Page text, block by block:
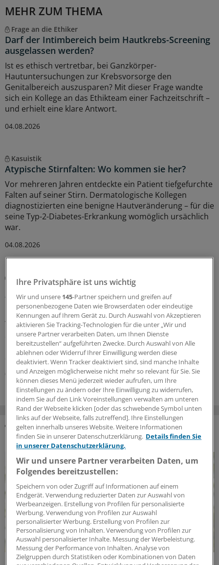
MEHR ZUM THEMA
Frage an die Ethiker
Darf der Intimbereich beim Hautkrebs-Screening
ausgelassen werden?
Ist es ethisch vertretbar, bei Ganzkörper-
Hautuntersuchungen zur Krebsvorsorge den
Genitalbereich auszusparen? Mit dieser Frage wandte
sich ein Kollege an das Ethikteam einer Fachzeitschrift –
und erhielt eine klare Antwort.
04.08.2026
Kasuistik
Atypische Stirnfalten: Wo kommen sie her?
Vor mehreren Jahren entdeckte ein Patient tiefgefurchte
Falten auf seiner Stirn. Dermatologische Kollegen
diagnostizierten eine benigne Hautveränderung – für die
seine Typ-2-Diabetes-Erkrankung womöglich ursächlich
war.
04.08.2026
Therapie der Psoriasis
Dosisreduktion von IL-17- und IL-23-Blockern
funktioniert
IL-17 und IL-23-Inhibitoren sind hochwirksam in der
Therapie von Patienten mit mäßiger bis schwerer
Schuppenflechte, aber auch teuer. Ein Team hat
untersucht, ob man auch mit geringeren als den
Standarddosen zum Ziel gelangt.
04.08.2026
DAS KÖNNTE SIE AUCH INTERESSIEREN
Lebensqualität zurückgewinnen
Ihre Privatsphäre ist uns wichtig
Wir und unsere 145-Partner speichern und greifen auf
personenbezogene Daten wie Browserdaten oder eindeutige
Kennungen auf Ihrem Gerät zu. Durch Auswahl von Akzeptieren
aktivieren Sie Tracking-Technologien für die unter „Wir und
unsere Partner verarbeiten Daten, um Ihnen Dienste
bereitzustellen“ aufgeführten Zwecke. Durch Auswahl von Alle
ablehnen oder Widerruf Ihrer Einwilligung werden diese
deaktiviert. Wenn Tracker deaktiviert sind, sind manche Inhalte
und Anzeigen möglicherweise nicht mehr so relevant für Sie. Sie
können dieses Menü jederzeit wieder aufrufen, um Ihre
Einstellungen zu ändern oder Ihre Einwilligung zu widerrufen,
indem Sie auf den Link Voreinstellungen verwalten am unteren
Rand der Webseite klicken [oder das schwebende Symbol unten
links auf der Webseite, falls zutreffend]. Ihre Einstellungen
gelten innerhalb unseres Website. Weitere Informationen
finden Sie in unserer Datenschutzerklärung. Details finden Sie
in unserer Datenschutzerklärung.
Wir und unsere Partner verarbeiten Daten, um
Folgendes bereitzustellen:
Speichern von oder Zugriff auf Informationen auf einem
Endgerät. Verwendung reduzierter Daten zur Auswahl von
Werbeanzeigen. Erstellung von Profilen für personalisierte
Werbung. Verwendung von Profilen zur Auswahl
personalisierter Werbung. Erstellung von Profilen zur
Personalisierung von Inhalten. Verwendung von Profilen zur
Auswahl personalisierter Inhalte. Messung der Werbeleistung.
Messung der Performance von Inhalten. Analyse von
Zielgruppen durch Statistiken oder Kombinationen von Daten